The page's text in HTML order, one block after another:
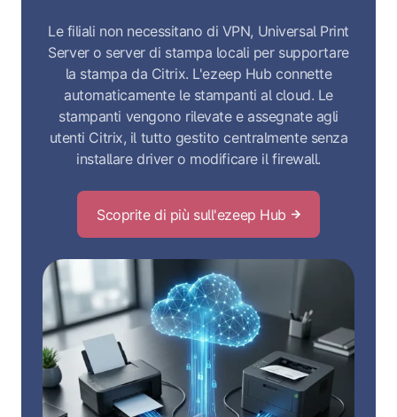
Le filiali non necessitano di VPN, Universal Print
Server o server di stampa locali per supportare
la stampa da Citrix. L'ezeep Hub connette
automaticamente le stampanti al cloud. Le
stampanti vengono rilevate e assegnate agli
utenti Citrix, il tutto gestito centralmente senza
installare driver o modificare il firewall.
Scoprite di più sull'ezeep Hub